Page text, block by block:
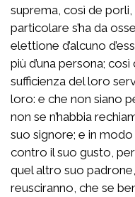
suprema, così de
particolare s’ha da
elettione d’alcuno
più d’una persona;
sufficienza del loro
loro: e che non siano
non se n’habbia
suo signore; e in
contro il suo gusto,
quel altro suo
reusciranno, che se